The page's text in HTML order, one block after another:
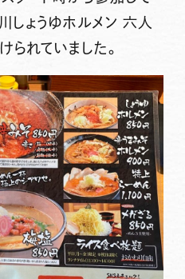
しょうゆホルメン 六人
られていました。